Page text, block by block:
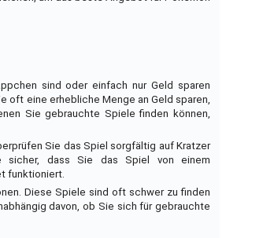
sind oder einfach nur Geld sparen
oft eine erhebliche Menge an Geld sparen,
Sie gebrauchte Spiele finden können,
Sie das Spiel sorgfältig auf Kratzer
sicher, dass Sie das Spiel von einem
funktioniert.
Diese Spiele sind oft schwer zu finden
davon, ob Sie sich für gebrauchte